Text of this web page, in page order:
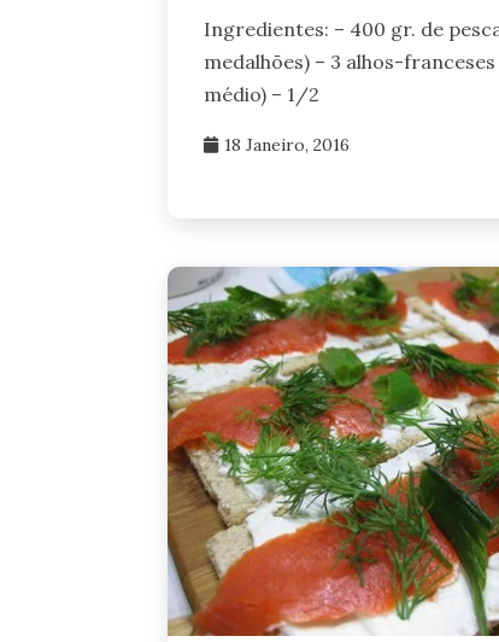
Ingredientes: – 400 gr. de
medalhões) – 3 alhos-
médio) – 1/2
18 Janeiro, 2016